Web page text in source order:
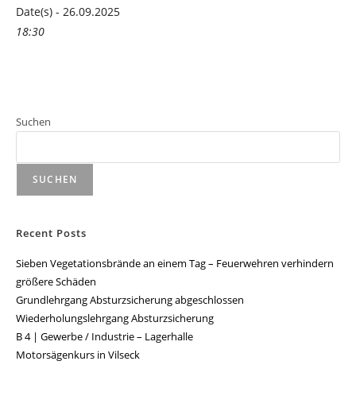
Date(s) - 26.09.2025
18:30
Suchen
SUCHEN
Recent Posts
Sieben Vegetationsbrände an einem Tag – Feuerwehren verhindern
größere Schäden
Grundlehrgang Absturzsicherung abgeschlossen
Wiederholungslehrgang Absturzsicherung
B 4 | Gewerbe / Industrie – Lagerhalle
Motorsägenkurs in Vilseck